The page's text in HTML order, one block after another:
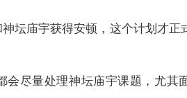
坛庙宇获得安顿，这个计划才正
尽量处理神坛庙宇课题，尤其